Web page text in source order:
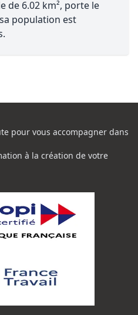
de 6.02 km², porte le
population est
pour vous accompagner dans
à la création de votre